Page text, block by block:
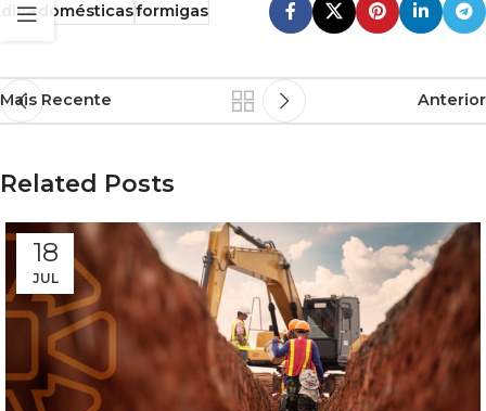
dica domésticasformigas
Mais Recente Anterior
Related Posts
18
JUL